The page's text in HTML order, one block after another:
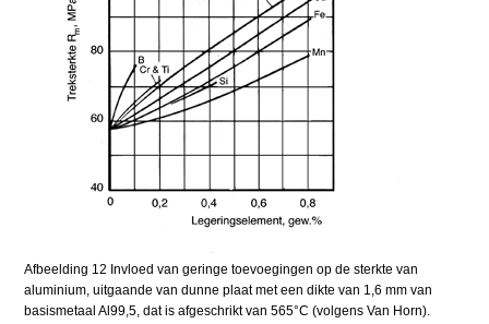
Afbeelding 12 Invloed van geringe toevoegingen op de sterkte van
aluminium, uitgaande van dunne plaat met een dikte van 1,6 mm van
basismetaal Al99,5, dat is afgeschrikt van 565°C (volgens Van Horn).